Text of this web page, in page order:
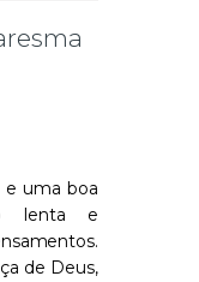
e uma boa
lenta e
de Deus,